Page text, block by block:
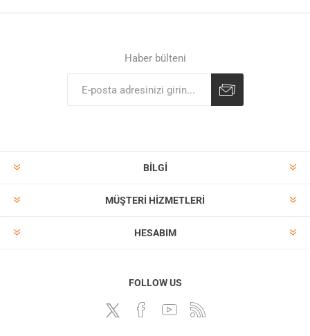
Haber bülteni
BILGI
MÜŞTERI HIZMETLERI
HESABIM
FOLLOW US